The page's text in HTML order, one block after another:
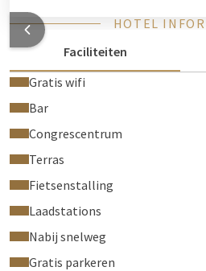
HOTEL
Faciliteiten
Gratis wifi
Bar
Congrescentrum
Terras
Fietsenstalling
Laadstations
Nabij snelweg
Gratis parkeren